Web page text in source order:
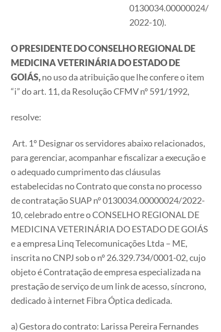
0130034.00000024/
2022-10).
O PRESIDENTE DO CONSELHO REGIONAL DE
MEDICINA VETERINÁRIA DO ESTADO DE
GOIÁS,no uso da atribuição que lhe confere o item
“i” do art. 11, da Resolução CFMV nº 591/1992,
resolve:
Art. 1º Designar os servidores abaixo relacionados,
para gerenciar, acompanhar e fiscalizar a execução e
o adequado cumprimento das cláusulas
estabelecidas no Contrato que consta no processo
de contratação SUAP nº 0130034.00000024/2022-
10, celebrado entre o CONSELHO REGIONAL DE
MEDICINA VETERINÁRIA DO ESTADO DE GOIÁS
e a empresa Linq Telecomunicações Ltda – ME,
inscrita no CNPJ sob o nº 26.329.734/0001-02, cujo
objeto é Contratação de empresa especializada na
prestação de serviço de um link de acesso, síncrono,
dedicado à internet Fibra Óptica dedicada.
a) Gestora do contrato: Larissa Pereira Fernandes